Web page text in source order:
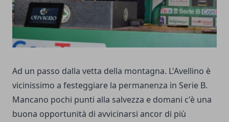
Ad un passo dalla vetta della montagna. L'Avellino è
vicinissimo a festeggiare la permanenza in Serie B.
Mancano pochi punti alla salvezza e domani c'è una
buona opportunità di avvicinarsi ancor di più